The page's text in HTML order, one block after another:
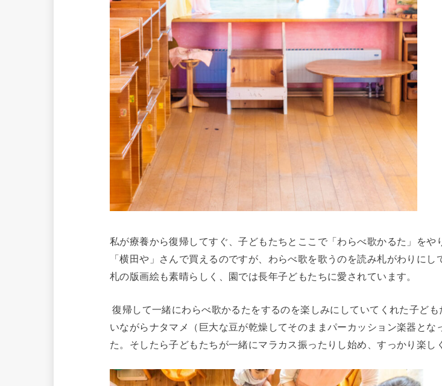
私が療養から復帰してすぐ、子どもたちとここで「わらべ歌かるた」を
「横田や」さんで買えるのですが、わらべ歌を歌うのを読み札がわりに
札の版画絵も素晴らしく、園では長年子どもたちに愛されています。
復帰して一緒にわらべ歌かるたをするのを楽しみにしていてくれた子ど
いながらナタマメ（巨大な豆が乾燥してそのままパーカッション楽器と
た。そしたら子どもたちが一緒にマラカス振ったりし始め、すっかり楽し